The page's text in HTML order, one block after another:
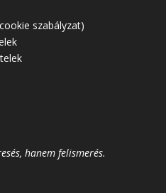
szabályzat)
hanem felismerés.